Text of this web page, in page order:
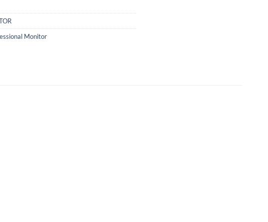
Monitor